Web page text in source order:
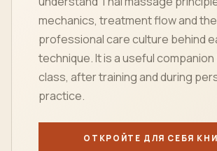
BOOK BY LOFT THAI SPA
Искусство тайского
массажа